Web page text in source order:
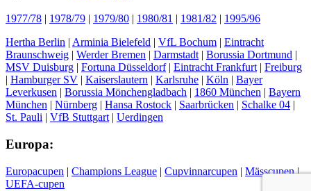
1977/78 | 1978/79 | 1979/80 | 1980/81 | 1981/82 | 1995/96
Hertha Berlin | Arminia Bielefeld | VfL Bochum | Eintracht
Braunschweig | Werder Bremen | Darmstadt | Borussia Dortmund |
MSV Duisburg | Fortuna Düsseldorf| Eintracht Frankfurt | Freiburg
| Hamburger SV | Kaiserslautern | Karlsruhe | Köln | Bayer
Leverkusen | Borussia Mönchengladbach | 1860 München | Bayern
München | Nürnberg | Hansa Rostock | Saarbrücken | Schalke 04 |
St. Pauli | VfB Stuttgart | Uerdingen
Europa:
Europacupen | Champions League | Cupvinnarcupen | Mässcupen|
UEFA-cupen